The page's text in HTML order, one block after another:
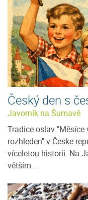
Český den s
Javorník na Šumavě
Tradice oslav "Měsíce
rozhleden" v Česke
víceletou historii. Na
větším...